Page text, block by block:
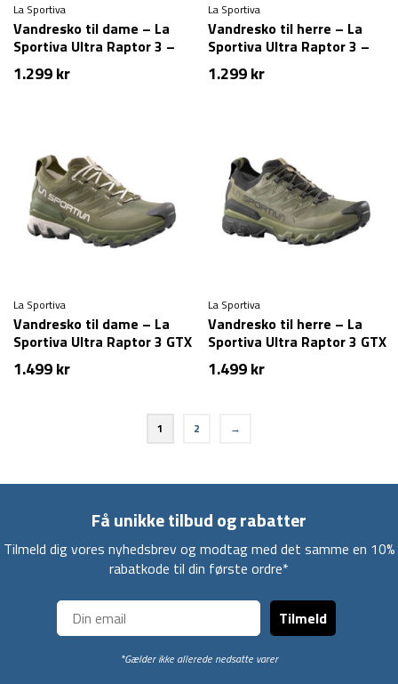
La Sportiva
Vandresko til dame – La
Sportiva Ultra Raptor 3 –
Multi
1.299kr
La Sportiva
Vandresko til herre – La
Sportiva Ultra Raptor 3 –
Sort
1.299kr
La Sportiva
Vandresko til dame – La
Sportiva Ultra Raptor 3 GTX
– Grøn
1.499kr
La Sportiva
Vandresko til herre – La
Sportiva Ultra Raptor 3 GTX
– Grøn
1.499kr
1 2 →
Få unikke tilbud og rabatter
Tilmeld dig vores nyhedsbrev og modtag med det samme en 10%
rabatkode til din første ordre*
Tilmeld
*Gælder ikke allerede nedsatte varer